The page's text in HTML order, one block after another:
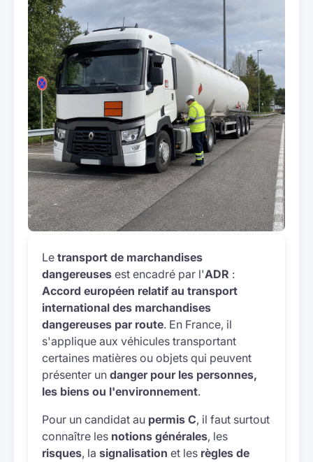
Le transport de marchandises
dangereuses est encadré par l'ADR :
Accord européen relatif au transport
international des marchandises
dangereuses par route. En France, il
s'applique aux véhicules transportant
certaines matières ou objets qui peuvent
présenter un danger pour les personnes,
les biens ou l'environnement.
Pour un candidat au permis C, il faut surtout
connaître les notions générales, les
risques, la signalisation et les règles de